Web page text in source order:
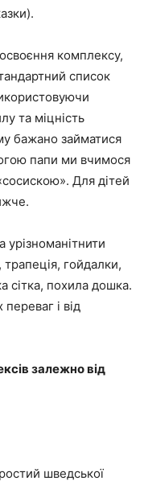
комплексу,
список
та міцність
бажано займатися
папи ми вчимося
Для дітей
трапеція, гойдалки,
сітка, похила дошка.
і від
залежно від
шведської